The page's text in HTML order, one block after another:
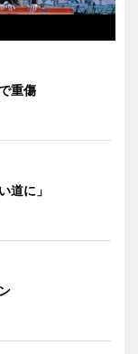
重傷
道に」